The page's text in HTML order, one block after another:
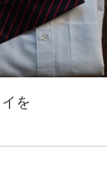
を